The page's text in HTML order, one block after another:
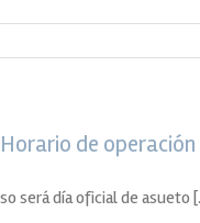
de operación
será día oficial de asueto